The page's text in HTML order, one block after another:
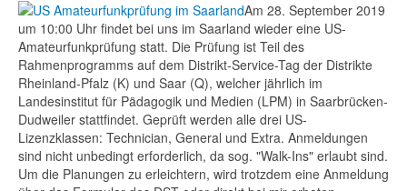
Am 28. September 2019
um 10:00 Uhr findet bei uns im Saarland wieder eine US-
Amateurfunkprüfung statt. Die Prüfung ist Teil des
Rahmenprogramms auf dem Distrikt-Service-Tag der Distrikte
Rheinland-Pfalz (K) und Saar (Q), welcher jährlich im
Landesinstitut für Pädagogik und Medien (LPM) in Saarbrücken-
Dudweiler stattfindet. Geprüft werden alle drei US-
Lizenzklassen: Technician, General und Extra. Anmeldungen
sind nicht unbedingt erforderlich, da sog. "Walk-Ins" erlaubt sind.
Um die Planungen zu erleichtern, wird trotzdem eine Anmeldung